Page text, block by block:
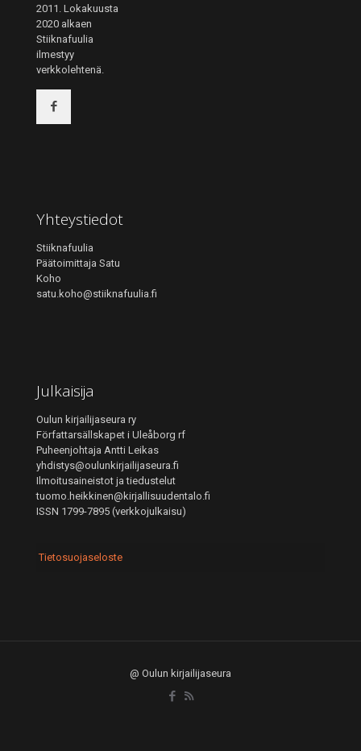
2011. Lokakuusta
2020 alkaen
Stiiknafuulia
ilmestyy
verkkolehtenä.
Yhteystiedot
Stiiknafuulia
Päätoimittaja Satu
Koho
satu.koho@stiiknafuulia.fi
Julkaisija
Oulun kirjailijaseura ry
Författarsällskapet i Uleåborg rf
Puheenjohtaja Antti Leikas
yhdistys@oulunkirjailijaseura.fi
Ilmoitusaineistot ja tiedustelut
tuomo.heikkinen@kirjallisuudentalo.fi
ISSN 1799-7895 (verkkojulkaisu)
Tietosuojaseloste
@ Oulun kirjailijaseura